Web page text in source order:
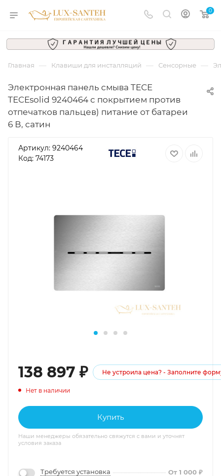
0
Главная — Клавиши для инсталляций — Сенсорные —
Электронная панель смыва TECE
TECEsolid 9240464 с покрытием против
отпечатков пальцев) питание от батареи
6 В, сатин
Артикул: 9240464
Код: 74173
138 897 ₽ Не устроила цена? - Заполните
Нет в наличии
Купить
Наши менеджеры обязательно свяжутся с вами и уточнят
условия заказа
Требуется установка От 1 000 ₽